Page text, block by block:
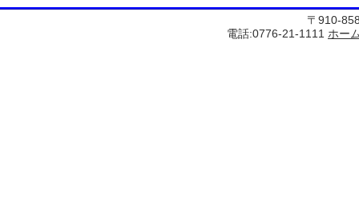
〒910-
電話:0776-21-1111 ホー